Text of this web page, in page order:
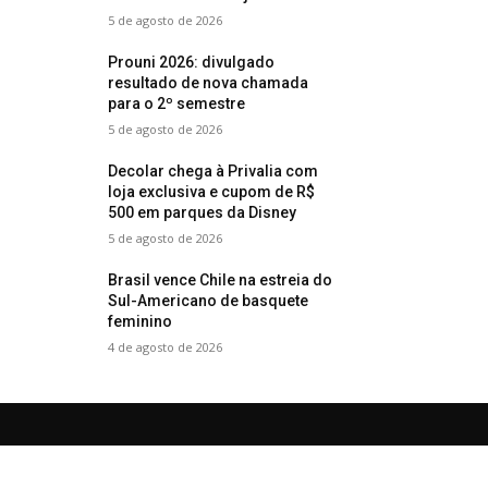
5 de agosto de 2026
Prouni 2026: divulgado
resultado de nova chamada
para o 2º semestre
5 de agosto de 2026
Decolar chega à Privalia com
loja exclusiva e cupom de R$
500 em parques da Disney
5 de agosto de 2026
Brasil vence Chile na estreia do
Sul-Americano de basquete
feminino
4 de agosto de 2026